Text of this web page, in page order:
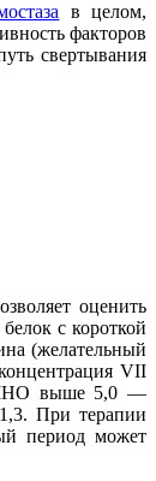
в целом,
факторов
свертывания
оценить
с короткой
(желательный
VII
МНО выше 5,0 —
При терапии
период может